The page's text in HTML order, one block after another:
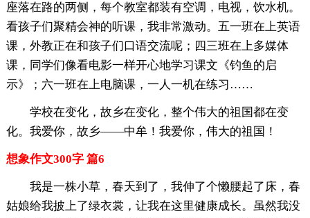
座落在路的两侧，每个教室都装有空调，电视，饮水机。
看孩子们聚精会神的听课，我非常激动。五一班在上英语
课，外教正在和孩子们口语交流呢；四三班在上多媒体
课，同学们像看电影一样开心地学习课文《钓鱼的启
示》；六一班在上电脑课，一人一机在练习……
学校在变化，故乡在变化，整个伟大的祖国都在变
化。我爱你，故乡——中牟！我爱你，伟大的祖国！
想象作文300字 篇6
我是一株小草，春天到了，我伸了个懒腰起了床，春
姑娘给我披上了绿衣裳，让我在这里健康成长。虽然我没